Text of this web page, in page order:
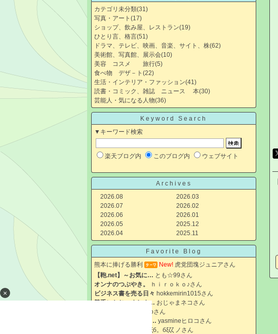
×
カテゴリ未分類(31)
写真・アート (17)
ショップ、飲み屋、レストラン(19)
ひとり言、格言(51)
ドラマ、テレビ、映画、音楽、サイト、株(62)
美術館、写真館、展示会(10)
美容 コスメ 旅行(5)
食べ物 デザ－ト (22)
生活・インテリア・ファッション(41)
読書・コミック、雑誌 ニュース 本(30)
芸能人・気になる人物(36)
Keyword Search
▼キーワード検索
楽天ブログ内 このブログ内 ウェブサイト
Archives
2026.08
2026.07
2026.06
2026.05
2026.04
2026.03
2026.02
2026.01
2025.12
2025.11
Favorite Blog
熊本に捧げる勝利
New! 虎党団塊ジュニアさん
【鞄.net】～お気に… とも☆99さん
オンナのつぶやき。
ｈｉｒｏｋｏ♪さん
ビジネス書を売る日々 hokkemirin1015さん
勝手におじゃましま… おじゃまネコさん
love-takakoさん
プライベートサロン … yasmineヒロコさん
めいびヽξб。бξζζ ノさん